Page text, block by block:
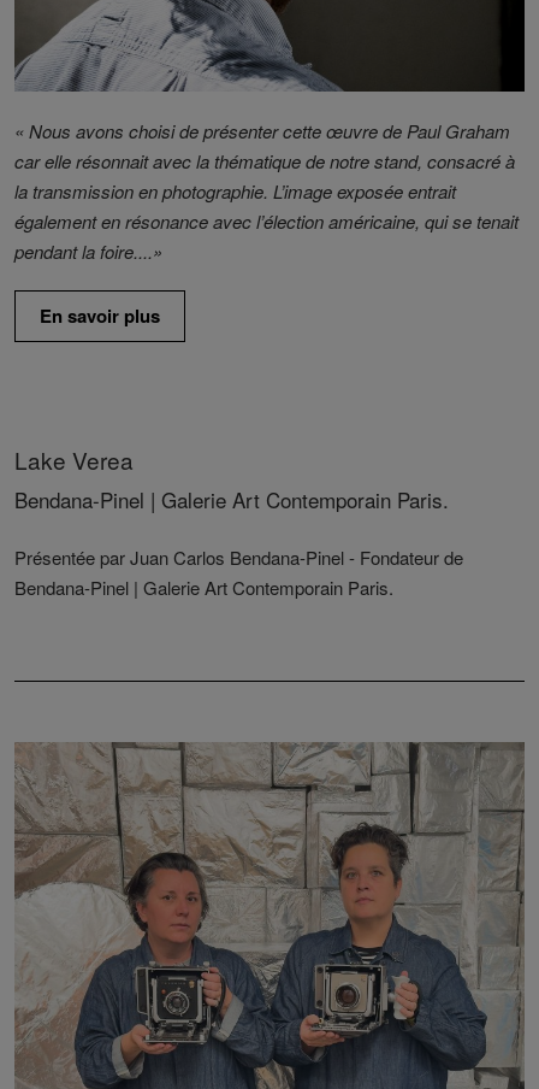
« Nous avons choisi de présenter cette œuvre de Paul Graham
car elle résonnait avec la thématique de notre stand, consacré à
la transmission en photographie. L’image exposée entrait
également en résonance avec l’élection américaine, qui se tenait
pendant la foire....»
En savoir plus
Lake Verea
Bendana-Pinel | Galerie Art Contemporain Paris.
Présentée par Juan Carlos Bendana-Pinel - Fondateur de
Bendana-Pinel | Galerie Art Contemporain Paris.